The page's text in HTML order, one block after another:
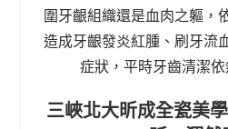
圍牙齦組織還是血肉之軀，
造成牙齦發炎紅腫、刷牙流
症狀，平時牙齒清潔依
三峽北大昕成全瓷美